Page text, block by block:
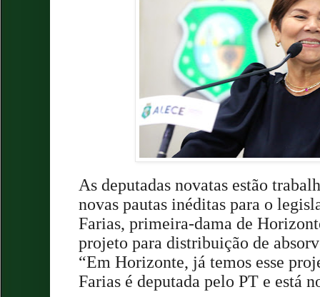
As deputadas novatas estão
novas pautas inéditas para o
Farias, primeira-dama de
projeto para distribuição de
“Em Horizonte, já temos esse
Farias é deputada pelo PT e está